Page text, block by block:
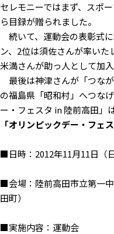
セレモニーではまず、スポ
ら目録が贈られました。
続いて、運動会の表彰式
ン、2位は須佐さんが率いた
米満さんが助っ人として加
最後は神津さんが「つな
の福島県「昭和村」へつな
ー・フェスタ in 陸前高田」
「オリンピックデー・フェ
■日時：2012年11月11日（
■会場：陸前高田市立第一
田町）
■実施内容：運動会